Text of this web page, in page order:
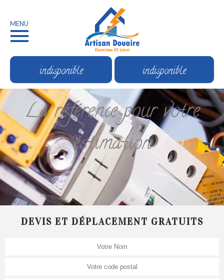
MENU
indisponible indisponible
La référence pour votre
estimation
DEVIS ET DÉPLACEMENT GRATUITS